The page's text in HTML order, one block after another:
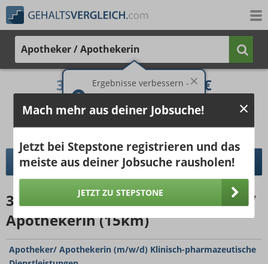
Ergebnisse verbessern -
jetzt Ort hinzufügen!
Apotheker / Apothekerin
3.533 € 5.048 €
25% 50%
Bruttogehalt bei 40 Wochenstunden.
DETAILLIERTER GEHALTSVERGLEICH
31331 Jobangebotefür Apotheker /
Apothekerin (15km)
Apotheker/ Apothekerin (m/w/d) Klinisch-pharmazeutische
Mach mehr aus deiner Jobsuche!
Jetzt bei Stepstone registrieren und das
meiste aus deiner Jobsuche rausholen!
JETZT ZU STEPSTONE